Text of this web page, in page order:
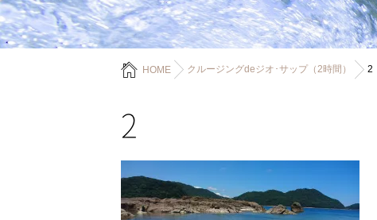
HOME クルージングdeジオ･サップ（2時間） 2
2